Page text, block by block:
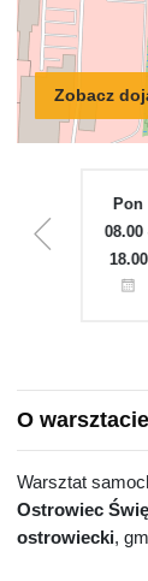
Zobacz
Zamknięte
Pon
08.00
18.00
O warsztacie
Warsztat
Ostrowiec
ostrowiecki,